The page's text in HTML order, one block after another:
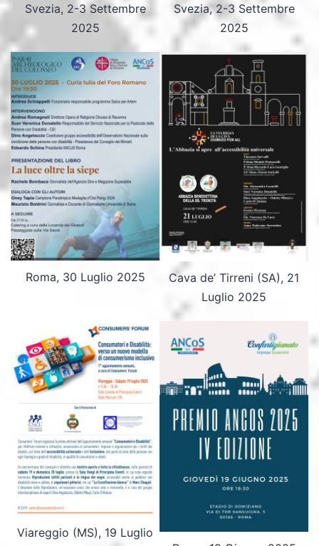
Svezia, 2-3 Settembre
2025
Svezia, 2-3 Settembre
2025
Roma, 30 Luglio 2025
Cava de’ Tirreni (SA), 21
Luglio 2025
Viareggio (MS), 19 Luglio